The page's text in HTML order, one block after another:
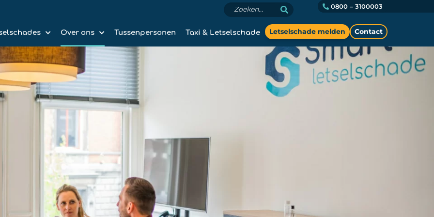
0800 – 3100003
Over ons Tussenpersonen Taxi & Letselschade Letselschade melden Contact